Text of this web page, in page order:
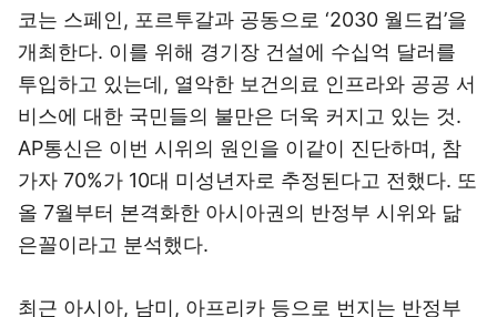
코는 스페인, 포르투갈과 공동으로 ‘2030 월드컵’을
개최한다. 이를 위해 경기장 건설에 수십억 달러를
투입하고 있는데, 열악한 보건의료 인프라와 공공 서
비스에 대한 국민들의 불만은 더욱 커지고 있는 것.
AP통신은 이번 시위의 원인을 이같이 진단하며, 참
가자 70%가 10대 미성년자로 추정된다고 전했다. 또
올 7월부터 본격화한 아시아권의 반정부 시위와 닮
은꼴이라고 분석했다.
최근 아시아, 남미, 아프리카 등으로 번지는 반정부